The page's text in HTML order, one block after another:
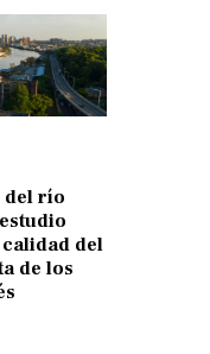
del río
del
de los